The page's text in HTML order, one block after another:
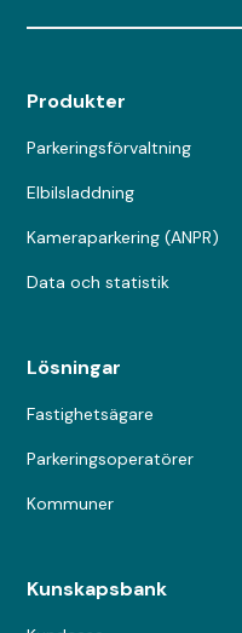
Produkter
Parkeringsförvaltning
Elbilsladdning
Kameraparkering (ANPR)
Data och statistik
Lösningar
Fastighetsägare
Parkeringsoperatörer
Kommuner
Kunskapsbank